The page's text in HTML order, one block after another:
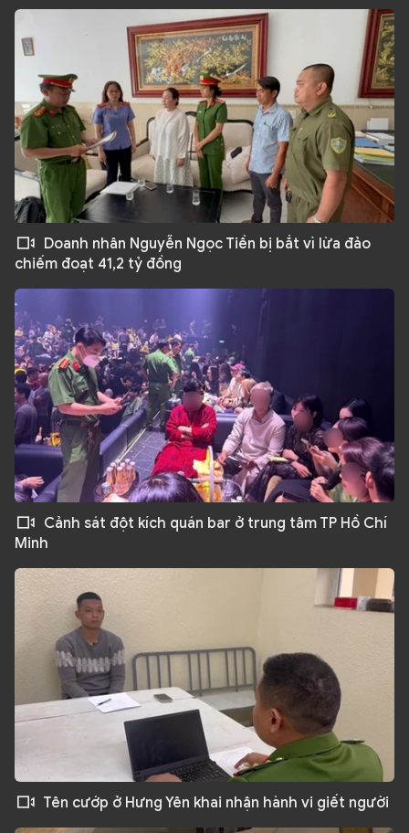
Doanh nhân Nguyễn Ngọc Tiền bị bắt vì lừa đảo
chiếm đoạt 41,2 tỷ đồng
Cảnh sát đột kích quán bar ở trung tâm TP Hồ Chí
Minh
Tên cướp ở Hưng Yên khai nhận hành vi giết người